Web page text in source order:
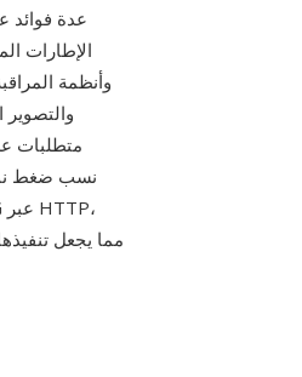
الإطارات
متطلبات
مما يجعل